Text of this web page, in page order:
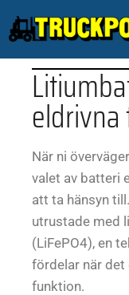
När ni
valet av batteri
att ta hänsyn
utrustade med
(LiFePO4), en
fördelar när det
funktion.